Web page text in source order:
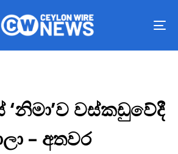
වස්කඩුවේදී
– අතවර